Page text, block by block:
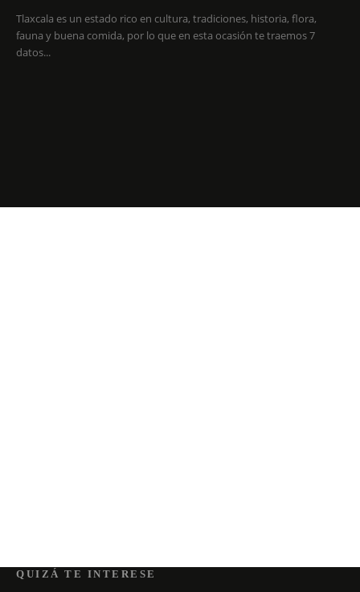
Tlaxcala es un estado rico en cultura, tradiciones, historia, flora,
fauna y buena comida, por lo que en esta ocasión te traemos 7
datos...
QUIZÁ TE INTERESE